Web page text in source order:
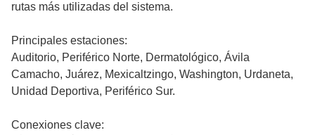
rutas más utilizadas del sistema.
Principales estaciones:
Auditorio, Periférico Norte, Dermatológico, Ávila
Camacho, Juárez, Mexicaltzingo, Washington, Urdaneta,
Unidad Deportiva, Periférico Sur.
Conexiones clave: